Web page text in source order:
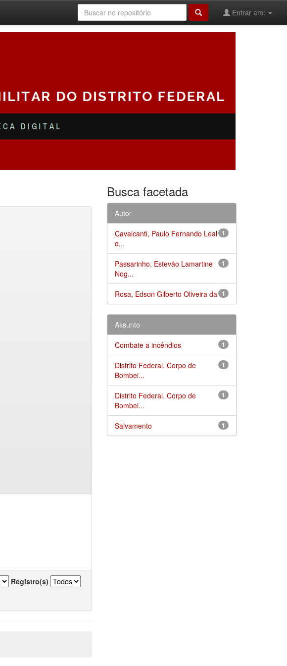
Entrar em:
Registro(s)
Busca facetada
Autor
1
Cavalcanti, Paulo Fernando Leal
d...
1
Passarinho, Estevão Lamartine
Nog...
1
Rosa, Edson Gilberto Oliveira da
Assunto
1
Combate a incêndios
1
Distrito Federal. Corpo de
Bombei...
1
Distrito Federal. Corpo de
Bombei...
1
Salvamento